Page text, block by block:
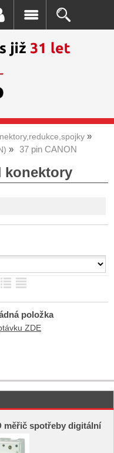
37 pin CANON
konektory
položka
ZDE
měřič spotřeby digitální